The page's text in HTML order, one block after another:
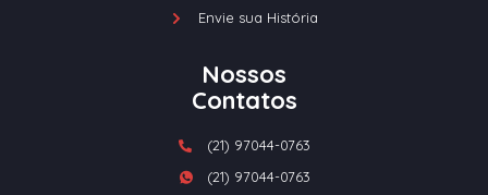
Envie sua História
Nossos
Contatos
(21) 97044-0763
(21) 97044-0763